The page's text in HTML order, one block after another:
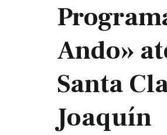
Ando»
Santa
Joaquín